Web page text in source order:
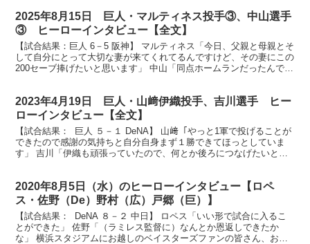
2025年8月15日 巨人・マルティネス投手③、中山選手
③ ヒーローインタビュー【全文】
【試合結果：巨人 6－5 阪神】 マルティネス「今日、父親と母親とそ
して自分にとって大切な妻が来てくれてるんですけど、その妻にこの
200セーブ捧げたいと思います」 中山「同点ホームランだったんで僕
2023年4月19日 巨人・山﨑伊織投手、吉川選手 ヒー
ローインタビュー【全文】
【試合結果： 巨人 ５－１ DeNA】 山﨑「やっと1軍で投げることが
できたので感謝の気持ちと自分自身まず１勝できてほっとしていま
す」 吉川「伊織も頑張っていたので、何とか後ろにつなげたいとい
2020年8月5日（水）のヒーローインタビュー【ロペ
ス・佐野（De）野村（広）戸郷（巨）】
【試合結果： DeNA ８－２ 中日】 ロペス「いい形で試合に入るこ
とができた」 佐野「（ラミレス監督に）なんとか恩返しできたか
な」 横浜スタジアムにお越しのベイスターズファンの皆さん、お待